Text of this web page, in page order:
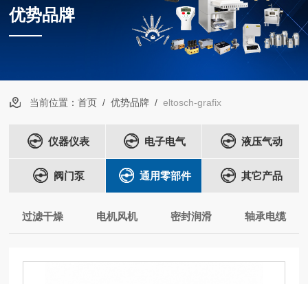
优势品牌
当前位置：首页 /优势品牌 /eltosch-grafix
仪器仪表 电子电气 液压气动
阀门泵 通用零部件 其它产品
过滤干燥 电机风机 密封润滑 轴承电缆